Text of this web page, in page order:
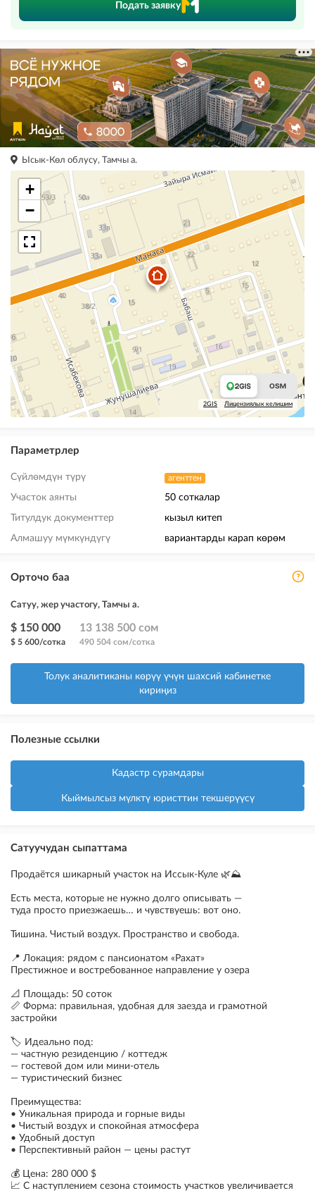
Подать заявку
Ысык-Көл облусу, Тамчы а.
+
−
2GIS Лицензиялык келишим
Параметрлер
Сүйлөмдүн түрү агенттен
Участок аянты 50 соткалар
Титулдук документтер кызыл китеп
Алмашуу мүмкүндүгү вариантарды карап көрөм
Орточо баа
Сатуу, жер участогу, Тамчы а.
$ 150 000
$ 5 600/сотка
13 138 500 сом
490 504 сом/сотка
Толук аналитиканы көрүү үчүн шахсий кабинетке
кириңиз
Полезные ссылки
Кадастр сурамдары
Кыймылсыз мүлктү юристтин текшерүүсү
Сатуучудан сыпаттама
Продаётся шикарный участок на Иссык-Куле 🌿⛰️
Есть места, которые не нужно долго описывать —
туда просто приезжаешь… и чувствуешь: вот оно.
Тишина. Чистый воздух. Пространство и свобода.
📍 Локация: рядом с пансионатом «Рахат»
Престижное и востребованное направление у озера
📐 Площадь: 50 соток
📏 Форма: правильная, удобная для заезда и грамотной
застройки
🏷 Идеально под:
— частную резиденцию / коттедж
— гостевой дом или мини-отель
— туристический бизнес
Преимущества:
• Уникальная природа и горные виды
• Чистый воздух и спокойная атмосфера
• Удобный доступ
• Перспективный район — цены растут
💰 Цена: 280 000 $
📈 С наступлением сезона стоимость участков увеличивается